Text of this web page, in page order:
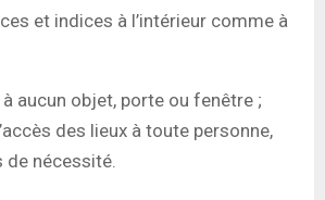
et indices à l’intérieur comme à
aucun objet, porte ou fenêtre ;
des lieux à toute personne,
de nécessité.